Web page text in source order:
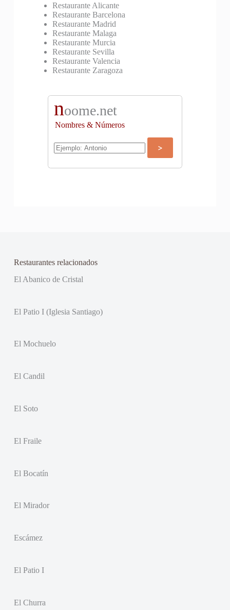
Restaurante Alicante
Restaurante Barcelona
Restaurante Madrid
Restaurante Malaga
Restaurante Murcia
Restaurante Sevilla
Restaurante Valencia
Restaurante Zaragoza
noome.net
Nombres & Números
Restaurantes relacionados
El Abanico de Cristal
El Patio I (Iglesia Santiago)
El Mochuelo
El Candil
El Soto
El Fraile
El Bocatín
El Mirador
Escámez
El Patio I
El Churra